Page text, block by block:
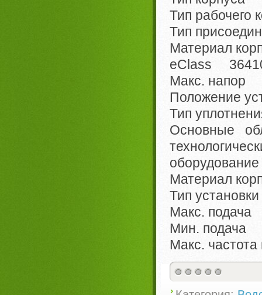
Тип
Тип
Материал
eClass
Макс. напор
Положение
Тип
Основные
Материал
Тип
Макс.
Мин. подача
Макс.